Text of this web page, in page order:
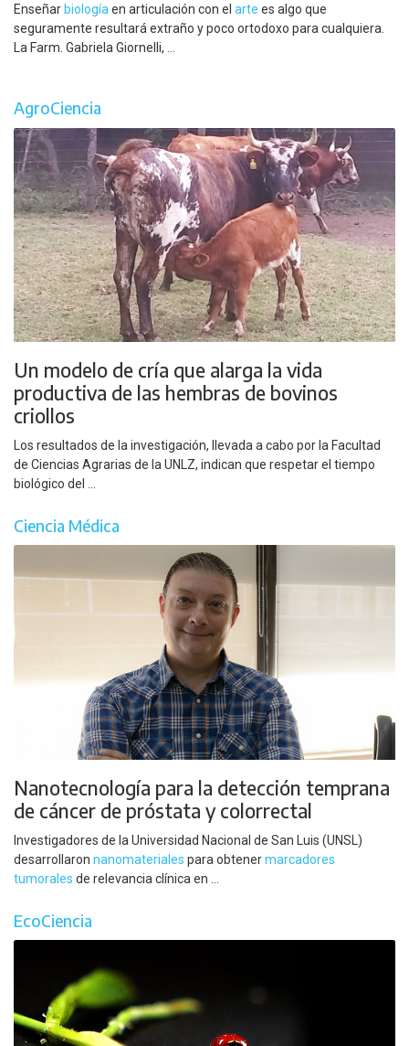
Enseñar biología en articulación con el arte es algo que
seguramente resultará extraño y poco ortodoxo para cualquiera.
La Farm. Gabriela Giornelli, ...
AgroCiencia
Un modelo de cría que alarga la vida
productiva de las hembras de bovinos
criollos
Los resultados de la investigación, llevada a cabo por la Facultad
de Ciencias Agrarias de la UNLZ, indican que respetar el tiempo
biológico del ...
Ciencia Médica
Nanotecnología para la detección temprana
de cáncer de próstata y colorrectal
Investigadores de la Universidad Nacional de San Luis (UNSL)
desarrollaron nanomateriales para obtenermarcadores
tumorales de relevancia clínica en ...
EcoCiencia